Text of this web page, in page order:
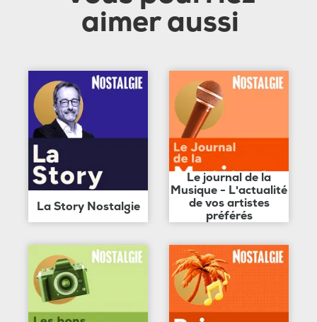
aimer aussi
La Story Nostalgie
Le journal de la
Musique - L'actualité
de vos artistes
préférés